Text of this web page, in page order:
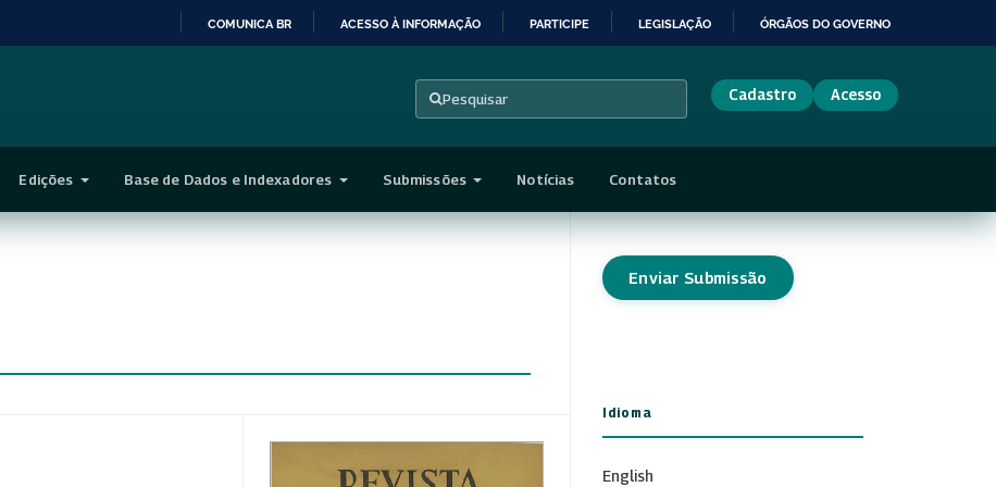
CONTEÚDO
COMUNICA BR ACESSO À INFORMAÇÃO PARTICIPE LEGISLAÇÃO ÓRGÃOS DO GOVERNO
Pesquisar Cadastro Acesso
Edições Base de Dados e Indexadores Submissões Notícias Contatos
Enviar Submissão
Idioma
English